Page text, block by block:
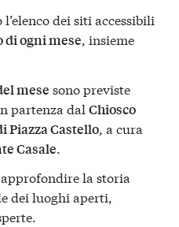
dei siti accessibili
di ogni mese, insieme
mese sono previste
partenza dal Chiosco
Castello , a cura
Casale
approfondire la storia
dei luoghi aperti,